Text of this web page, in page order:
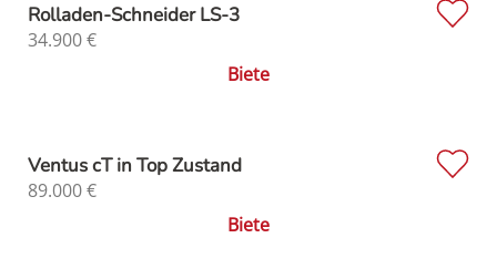
Rolladen-Schneider LS-3
34.900€
Biete
Ventus cT in Top Zustand
89.000€
Biete